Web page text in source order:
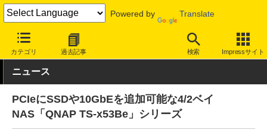
Powered by Translate
カテゴリ 過去記事 検索 Impressサイト
INTERNET Watch ハードウェア
ニュース
PCIeにSSDや10GbEを追加可能な4/2ベイ
NAS「QNAP TS-x53Be」シリーズ